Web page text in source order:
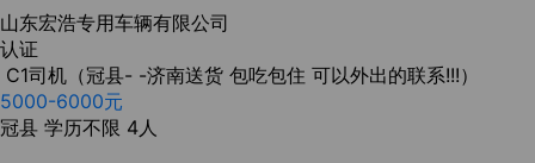
山东宏浩专用车辆有限公司
认证
C1司机（冠县- -济南送货 包吃包住 可以外出的联系!!!）
5000-6000元
冠县 学历不限 4人